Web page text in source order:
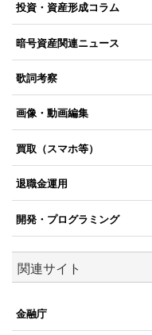
投資・資産形成コラム
暗号資産関連ニュース
歌詞考察
画像・動画編集
買取（スマホ等）
退職金運用
開発・プログラミング
関連サイト
金融庁